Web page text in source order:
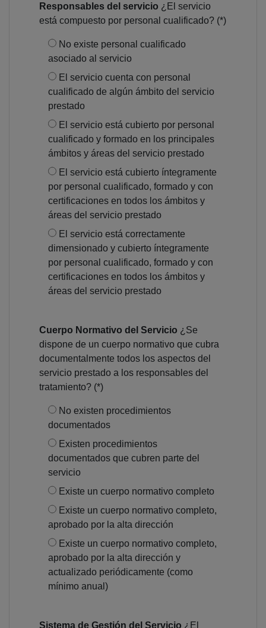
Responsables del servicio ¿El servicio
está compuesto por personal cualificado? (*)
No existe personal cualificado
asociado al servicio
El servicio cuenta con personal
cualificado de algún ámbito del servicio
prestado
El servicio está cubierto por personal
cualificado y formado en los principales
ámbitos y áreas del servicio prestado
El servicio está cubierto íntegramente
por personal cualificado, formado y con
certificaciones en todos los ámbitos y
áreas del servicio prestado
El servicio está correctamente
dimensionado y cubierto íntegramente
por personal cualificado, formado y con
certificaciones en todos los ámbitos y
áreas del servicio prestado
Cuerpo Normativo del Servicio ¿Se
dispone de un cuerpo normativo que cubra
documentalmente todos los aspectos del
servicio prestado a los responsables del
tratamiento? (*)
No existen procedimientos
documentados
Existen procedimientos
documentados que cubren parte del
servicio
Existe un cuerpo normativo completo
Existe un cuerpo normativo completo,
aprobado por la alta dirección
Existe un cuerpo normativo completo,
aprobado por la alta dirección y
actualizado periódicamente (como
mínimo anual)
Sistema de Gestión del Servicio ¿El